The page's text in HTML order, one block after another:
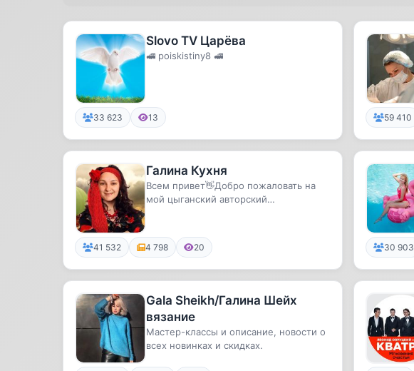
Slovo TV Царёва
🚅 poiskistiny8 🚅
33 623 13 59 410
Галина Кухня
Всем привет👋Добро пожаловать на
мой цыганский авторский
41 532 4 798 20 30 903
Gala Sheikh/Галина Шейх
вязание
Мастер-классы и описание, новости о
всех новинках и скидках.